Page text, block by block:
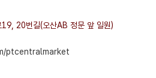
20번길(오산AB 정문 앞 일원)
ptcentralmarket